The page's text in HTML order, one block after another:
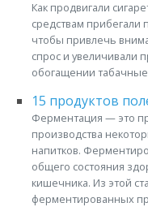
Как продвигали
средствам
чтобы привлечь
спрос и увеличивали
обогащении
15 продуктов
Ферментация — это
производства
напитков.
общего состояния
кишечника. Из этой
ферментированных